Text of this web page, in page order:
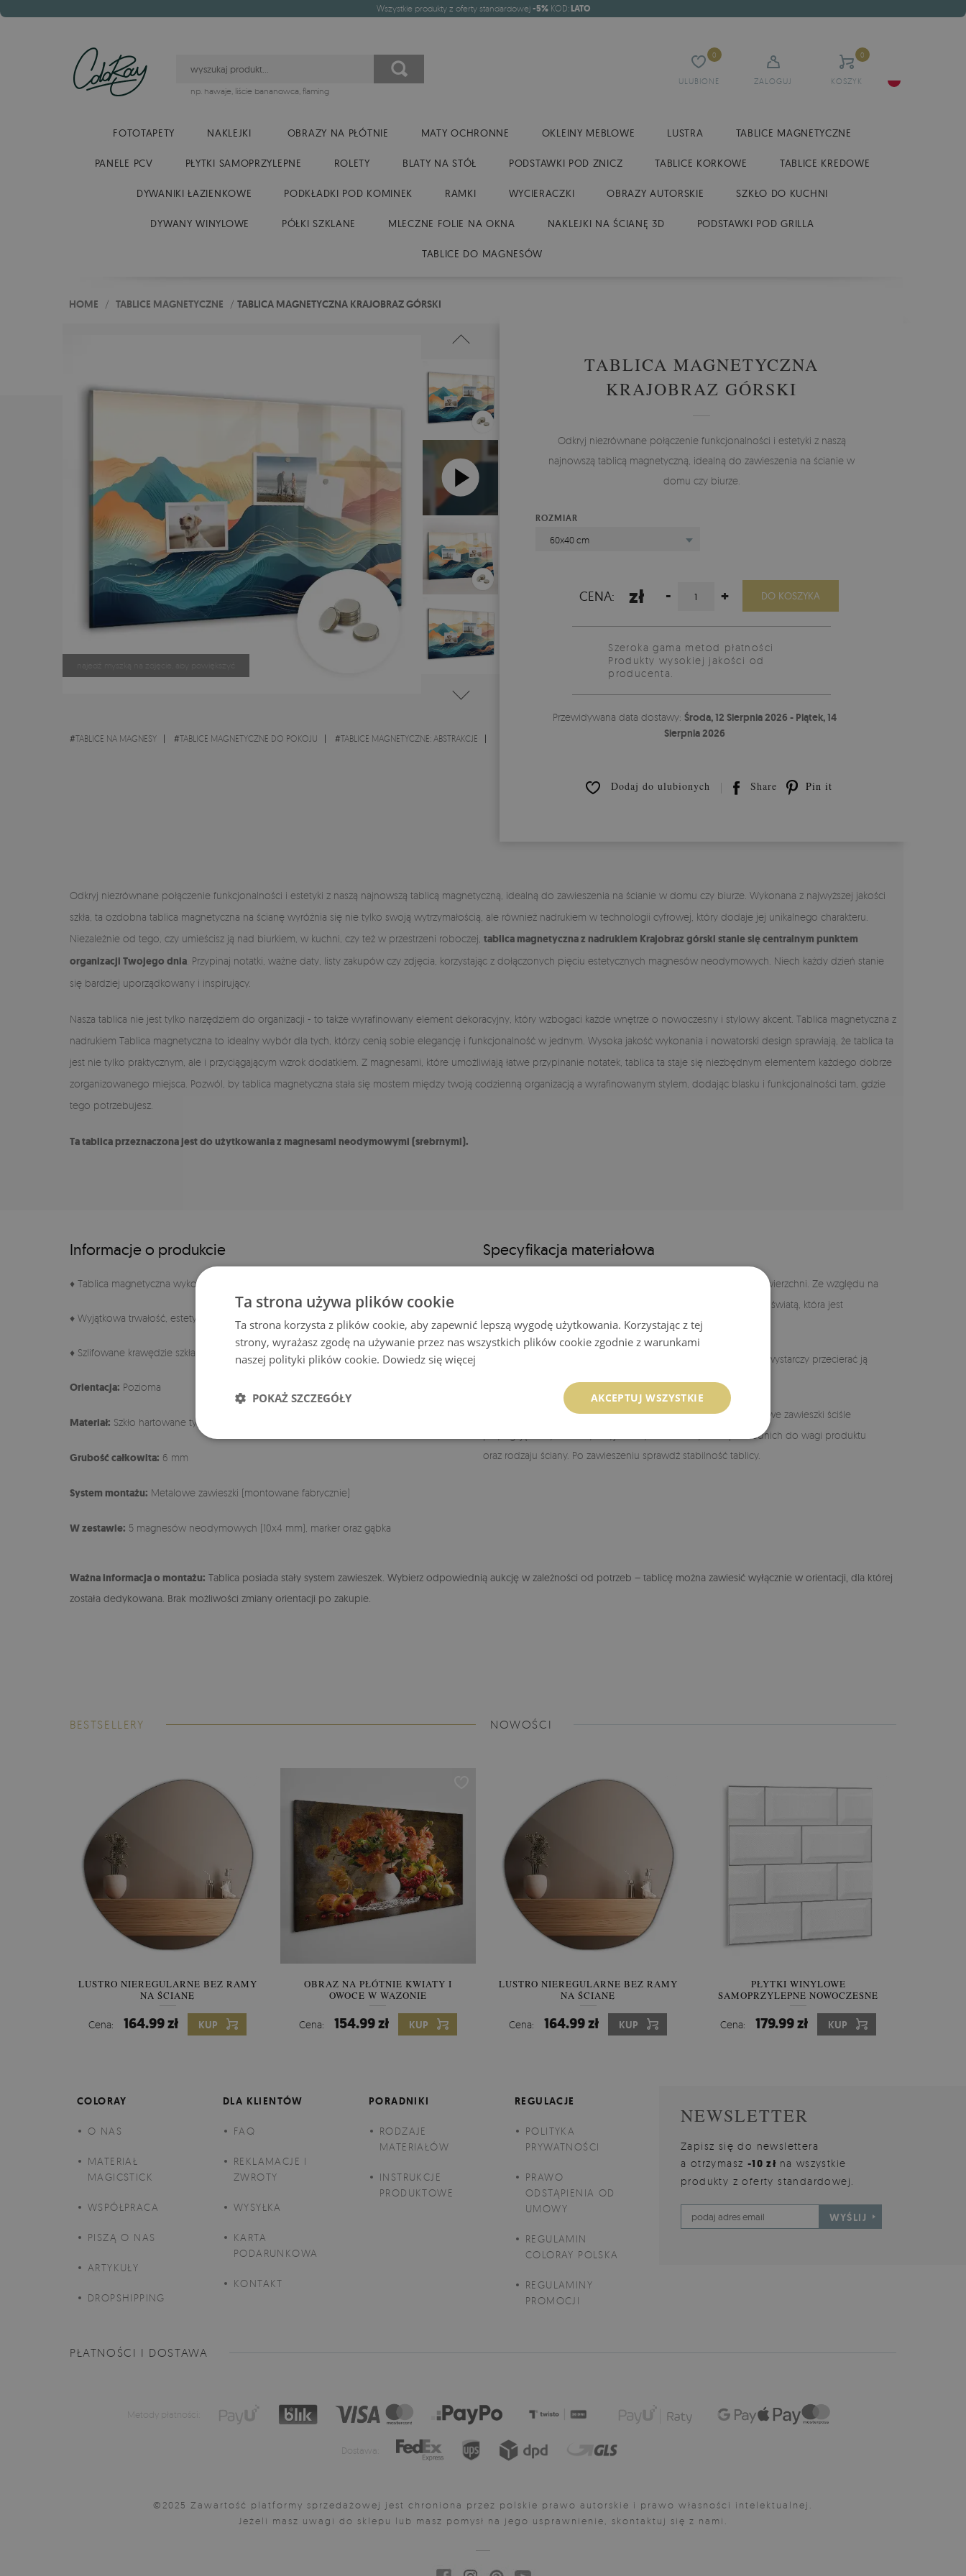
Wszystkie produkty z oferty standardowej -5%KOD:LATO
ULUBIONE
0
ZALOGUJ KOSZYK
0
np. hawaje, liście bananowca, flaming
FOTOTAPETY NAKLEJKI OBRAZY NA PŁÓTNIE MATY OCHRONNE OKLEINY MEBLOWE LUSTRA TABLICE MAGNETYCZNE
PANELE PCV PŁYTKI SAMOPRZYLEPNE ROLETY BLATY NA STÓŁ PODSTAWKI POD ZNICZ TABLICE KORKOWE TABLICE KREDOWE
DYWANIKI ŁAZIENKOWE PODKŁADKI POD KOMINEK RAMKI WYCIERACZKI OBRAZY AUTORSKIE SZKŁO DO KUCHNI
DYWANY WINYLOWE PÓŁKI SZKLANE MLECZNE FOLIE NA OKNA NAKLEJKI NA ŚCIANĘ 3D PODSTAWKI POD GRILLA
TABLICE DO MAGNESÓW
HOME / TABLICE MAGNETYCZNE / TABLICA MAGNETYCZNA KRAJOBRAZ GÓRSKI
#TABLICE NA MAGNESY #TABLICE MAGNETYCZNE DO POKOJU #TABLICE MAGNETYCZNE: ABSTRAKCJE
TABLICA MAGNETYCZNA
KRAJOBRAZ GÓRSKI
Odkryj niezrównane połączenie funkcjonalności i estetyki z naszą
najnowszą tablicą magnetyczną, idealną do zawieszenia na ścianie w
domu czy biurze.
ROZMIAR
60x40 cm
CENA: zł - + DO KOSZYKA
Szeroka gama metod płatności
Produkty wysokiej jakości od
producenta.
Przewidywana data dostawy: Środa, 12 Sierpnia 2026 - Piątek, 14
Sierpnia 2026
Dodaj do ulubionych Share Pin it
Odkryj niezrównane połączenie funkcjonalności i estetyki z naszą najnowszą tablicą magnetyczną, idealną do zawieszenia na ścianie w domu czy biurze. Wykonana z najwyższej jakości
szkła, ta ozdobna tablica magnetyczna na ścianę wyróżnia się nie tylko swoją wytrzymałością, ale również nadrukiem w technologii cyfrowej, który dodaje jej unikalnego charakteru.
Niezależnie od tego, czy umieścisz ją nad biurkiem, w kuchni, czy też w przestrzeni roboczej, tablica magnetyczna z nadrukiem Krajobraz górski stanie się centralnym punktem
organizacji Twojego dnia . Przypinaj notatki, ważne daty, listy zakupów czy zdjęcia, korzystając z dołączonych pięciu estetycznych magnesów neodymowych. Niech każdy dzień stanie
się bardziej uporządkowany i inspirujący.
Nasza tablica nie jest tylko narzędziem do organizacji - to także wyrafinowany element dekoracyjny, który wzbogaci każde wnętrze o nowoczesny i stylowy akcent. Tablica magnetyczna z
nadrukiem Tablica magnetyczna to idealny wybór dla tych, którzy cenią sobie elegancję i funkcjonalność w jednym. Wysoka jakość wykonania i nowatorski design sprawiają, że tablica ta
jest nie tylko praktycznym, ale i przyciągającym wzrok dodatkiem. Z magnesami, które umożliwiają łatwe przypinanie notatek, tablica ta staje się niezbędnym elementem każdego dobrze
zorganizowanego miejsca. Pozwól, by tablica magnetyczna stała się mostem między twoją codzienną organizacją a wyrafinowanym stylem, dodając blasku i funkcjonalności tam, gdzie
tego potrzebujesz.
Ta tablica przeznaczona jest do użytkowania z magnesami neodymowymi (srebrnymi).
Informacje o produkcie
♦ Tablica magnetyczna wykonana z połączenia szkła hartowanego i blachy
♦ Wyjątkowa trwałość, estetyka oraz idealnie gładka powierzchnia
♦ Szlifowane krawędzie szkła o charakterystycznym, szlachetnym zabarwieniu
Orientacja: Pozioma
Materiał: Szkło hartowane typu float + blacha
Grubość całkowita: 6 mm
System montażu: Metalowe zawieszki (montowane fabrycznie)
W zestawie: 5 magnesów neodymowych (10x4 mm), marker oraz gąbka
Specyfikacja materiałowa
Jest to wysokiej jakości szkło o idealnie gładkiej powierzchni. Ze względu na
zawartość tlenków żelaza, charakteryzuje się lekką, zielonkawą poświatą, która jest
najlepiej widoczna na jego oszlifowanych krawędziach.
Powierzchnia jest niezwykle łatwa w utrzymaniu – wystarczy przecierać ją
Instrukcja montażu:Przed zawieszeniem upewnij się, że metalowe zawieszki ściśle
przylegają do tyłu tablicy. Użyj uchwytów ściennych odpowiednich do wagi produktu
oraz rodzaju ściany. Po zawieszeniu sprawdź stabilność tablicy.
Ważna informacja o montażu: Tablica posiada stały system zawieszek. Wybierz odpowiednią aukcję w zależności od potrzeb – tablicę można zawiesić wyłącznie w orientacji, dla której
została dedykowana. Brak możliwości zmiany orientacji po zakupie.
BESTSELLERY
LUSTRO NIEREGULARNE BEZ RAMY
NA ŚCIANĘ
Cena: 164.99 zł KUP
OBRAZ NA PŁÓTNIE KWIATY I
OWOCE W WAZONIE
Cena: 154.99 zł KUP
LUSTRO OKRĄGŁE ŚCIĘTE
NOWOCZESNY DESIGN
Cena: 299.99 zł KUP
OBRAZ CANVAS JESIENNA RZEKA W
ZŁOTYCH BARWACH
Cena: 154.99 zł KUP
NOWOŚCI
LUSTRO NIEREGULARNE BEZ RAMY
NA ŚCIANĘ
Cena: 164.99 zł KUP
PŁYTKI WINYLOWE
SAMOPRZYLEPNE NOWOCZESNE
CEGŁY
Cena: 179.99 zł KUP
COLORAY
O NAS
MATERIAŁ
MAGICSTICK
WSPÓŁPRACA
PISZĄ O NAS
ARTYKUŁY
DROPSHIPPING
DLA KLIENTÓW
FAQ
REKLAMACJE I
ZWROTY
WYSYŁKA
KARTA
PODARUNKOWA
KONTAKT
PORADNIKI
RODZAJE
MATERIAŁÓW
INSTRUKCJE
PRODUKTOWE
REGULACJE
POLITYKA
PRYWATNOŚCI
PRAWO
ODSTĄPIENIA OD
UMOWY
REGULAMIN
COLORAY POLSKA
REGULAMINY
PROMOCJI
NEWSLETTER
Zapisz się do newslettera
a otrzymasz -10 zł na wszystkie
produkty z oferty standardowej.
WYŚLIJ
PŁATNOŚCI I DOSTAWA
Metody płatności:
Dostawa:
©2025 Zawartość platformy sprzedażowej jest chroniona przez polskie prawo autorskie i prawo własności intelektualnej.
Jeżeli masz uwagi do sklepu lub masz pomysł na jego usprawnienie, skontaktuj się z nami.
Ta strona używa plików cookie
Ta strona korzysta z plików cookie, aby zapewnić lepszą wygodę użytkowania. Korzystając z tej
strony, wyrażasz zgodę na używanie przez nas wszystkich plików cookie zgodnie z warunkami
naszej polityki plików cookie. Dowiedz się więcej
AKCEPTUJ WSZYSTKIE
POKAŻ SZCZEGÓŁY